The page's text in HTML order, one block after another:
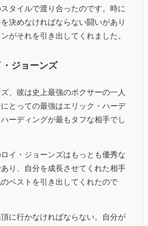
タイルで渡り合ったのです。時に
決めなければならない闘いがあり
がそれを引き出してくれました。
ジョーンズ
、彼は史上最強のボクサーの一人
とっての最強はエリック・ハーデ
ーディングが最もタフな相手でし
イ・ジョーンズはもっとも優秀な
り、自分を成長させてくれた相手
ベストを引き出してくれたので
に行かなければならない。自分が